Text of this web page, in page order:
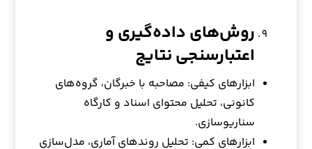
روش‌های داده‌گیری و
اعتبارسنجی نتایج
ابزارهای کیفی: مصاحبه با خبرگان، گروه‌های
کانونی، تحلیل محتوای اسناد و کارگاه
سناریوسازی.
ابزارهای کمی: تحلیل روندهای آماری، مدل‌سازی